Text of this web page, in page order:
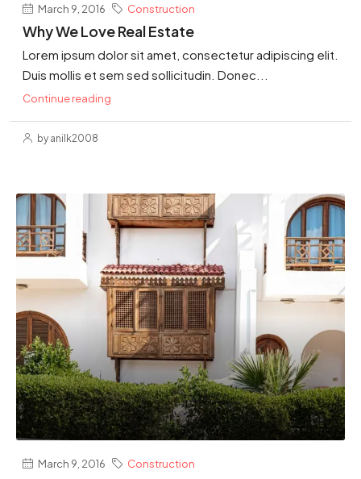
March 9, 2016 Construction
Why We Love Real Estate
Lorem ipsum dolor sit amet, consectetur adipiscing elit.
Duis mollis et sem sed sollicitudin. Donec...
Continue reading
by anilk2008
March 9, 2016 Construction